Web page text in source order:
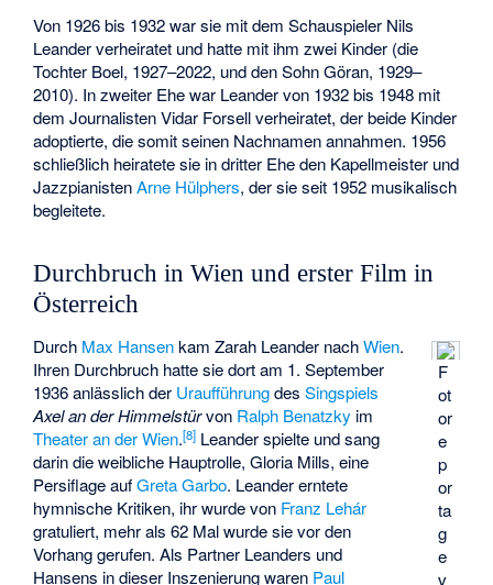
Von 1926 bis 1932 war sie mit dem Schauspieler Nils
Leander verheiratet und hatte mit ihm zwei Kinder (die
Tochter Boel, 1927–2022, und den Sohn Göran, 1929–
2010). In zweiter Ehe war Leander von 1932 bis 1948 mit
dem JournalistenVidar Forsellverheiratet, der beide Kinder
adoptierte, die somit seinen Nachnamen annahmen. 1956
schließlich heiratete sie in dritter Ehe den Kapellmeister und
JazzpianistenArne Hülphers, der sie seit 1952 musikalisch
begleitete.
Durchbruch in Wien und erster Film in
Österreich
F
ot
or
e
p
or
ta
g
e
v
Durch Max Hansenkam Zarah Leander nachWien.
Ihren Durchbruch hatte sie dort am 1. September
1936 anlässlich der UraufführungdesSingspiels
Axel an der Himmelstürvon Ralph Benatzky im
Theater an der Wien.[8] Leander spielte und sang
darin die weibliche Hauptrolle, Gloria Mills, eine
Persiflage aufGreta Garbo. Leander erntete
hymnische Kritiken, ihr wurde von Franz Lehár
gratuliert, mehr als 62 Mal wurde sie vor den
Vorhang gerufen. Als Partner Leanders und
Hansens in dieser Inszenierung waren Paul